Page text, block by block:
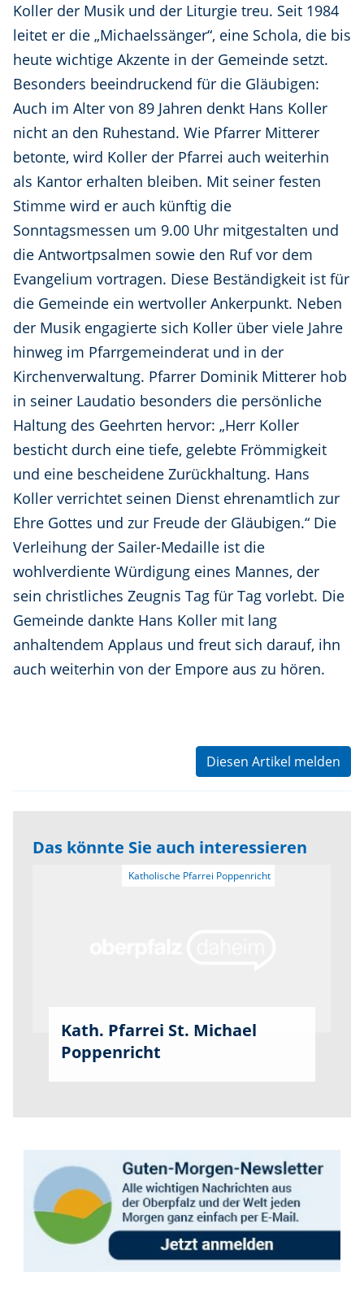
Koller der Musik und der Liturgie treu. Seit 1984
leitet er die „Michaelssänger“, eine Schola, die bis
heute wichtige Akzente in der Gemeinde setzt.
Besonders beeindruckend für die Gläubigen:
Auch im Alter von 89 Jahren denkt Hans Koller
nicht an den Ruhestand. Wie Pfarrer Mitterer
betonte, wird Koller der Pfarrei auch weiterhin
als Kantor erhalten bleiben. Mit seiner festen
Stimme wird er auch künftig die
Sonntagsmessen um 9.00 Uhr mitgestalten und
die Antwortpsalmen sowie den Ruf vor dem
Evangelium vortragen. Diese Beständigkeit ist für
die Gemeinde ein wertvoller Ankerpunkt. Neben
der Musik engagierte sich Koller über viele Jahre
hinweg im Pfarrgemeinderat und in der
Kirchenverwaltung. Pfarrer Dominik Mitterer hob
in seiner Laudatio besonders die persönliche
Haltung des Geehrten hervor: „Herr Koller
besticht durch eine tiefe, gelebte Frömmigkeit
und eine bescheidene Zurückhaltung. Hans
Koller verrichtet seinen Dienst ehrenamtlich zur
Ehre Gottes und zur Freude der Gläubigen.“ Die
Verleihung der Sailer-Medaille ist die
wohlverdiente Würdigung eines Mannes, der
sein christliches Zeugnis Tag für Tag vorlebt. Die
Gemeinde dankte Hans Koller mit lang
anhaltendem Applaus und freut sich darauf, ihn
auch weiterhin von der Empore aus zu hören.
Diesen Artikel melden
Das könnte Sie auch interessieren
Kath. Pfarrei St. Michael
Poppenricht